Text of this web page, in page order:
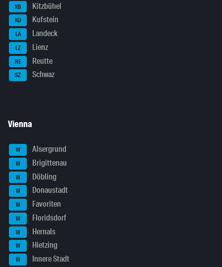
KB Kitzbühel
KU Kufstein
LA Landeck
LZ Lienz
RE Reutte
SZ Schwaz
Vienna
W Alsergrund
W Brigittenau
W Döbling
W Donaustadt
W Favoriten
W Floridsdorf
W Hernals
W Hietzing
W Innere Stadt